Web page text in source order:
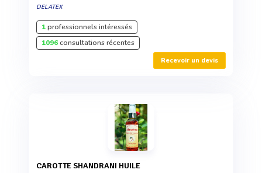
DELATEX
1professionnels intéressés
1096consultations récentes
Recevoir un devis
CAROTTE SHANDRANI HUILE